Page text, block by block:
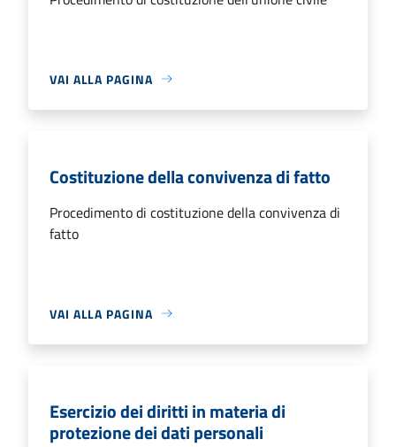
VAI ALLA PAGINA
Costituzione della convivenza di fatto
Procedimento di costituzione della convivenza di
fatto
VAI ALLA PAGINA
Esercizio dei diritti in materia di
protezione dei dati personali